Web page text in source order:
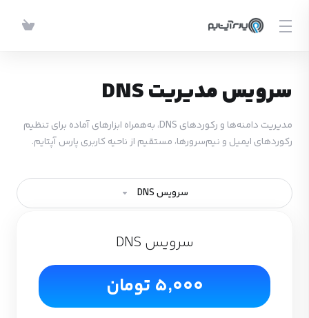
سرویس مدیریت DNS
مدیریت دامنه‌ها و رکوردهای DNS، به‌همراه ابزارهای آماده برای تنظیم
رکوردهای ایمیل و نیم‌سرورها، مستقیم از ناحیه کاربری پارس آپتایم.
سرویس DNS
سرویس DNS
5,000 تومان